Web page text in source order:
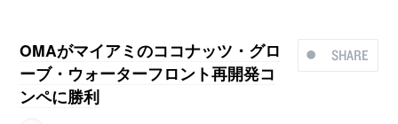
SHARE
OMAがマイアミのココナッツ・グロ
ーブ・ウォーターフロント再開発コ
ンペに勝利